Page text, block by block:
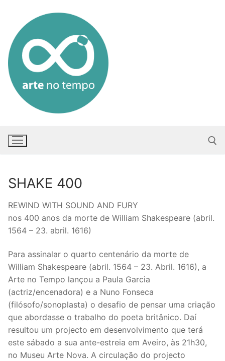
conteúdo
SHAKE 400
REWIND WITH SOUND AND FURY
nos 400 anos da morte de William Shakespeare (abril.
1564 – 23. abril. 1616)
Para assinalar o quarto centenário da morte de
William Shakespeare (abril. 1564 – 23. Abril. 1616), a
Arte no Tempo lançou a Paula Garcia
(actriz/encenadora) e a Nuno Fonseca
(filósofo/sonoplasta) o desafio de pensar uma criação
que abordasse o trabalho do poeta britânico. Daí
resultou um projecto em desenvolvimento que terá
este sábado a sua ante-estreia em Aveiro, às 21h30,
no Museu Arte Nova. A circulação do projecto